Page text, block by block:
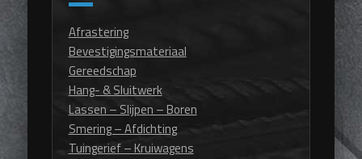
Afrastering
Bevestigingsmateriaal
Gereedschap
Hang- & Sluitwerk
Lassen – Slijpen – Boren
Smering – Afdichting
Tuingerief – Kruiwagens